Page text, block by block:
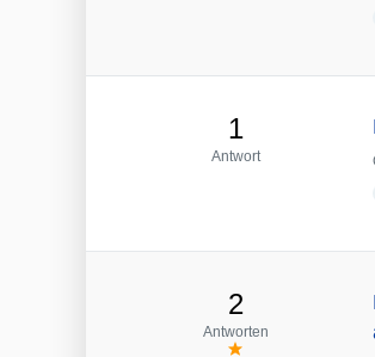
1
Antwort
2
Antworten